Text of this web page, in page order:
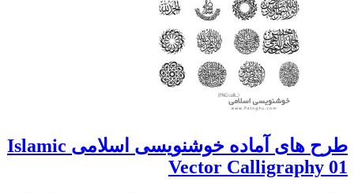
طرح های آماده خوشنویسی اسلامی Islamic
Vector Calligraphy 01